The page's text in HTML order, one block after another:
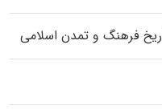
فرهنگ و تمدن اسلامی